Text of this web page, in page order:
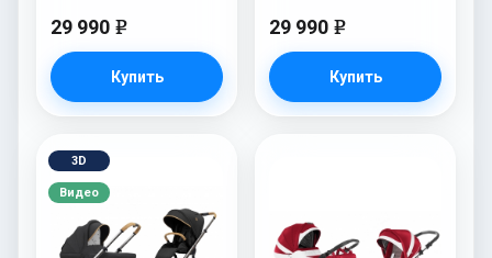
29 990 e
Купить
29 990 e
Купить
3D
Видео